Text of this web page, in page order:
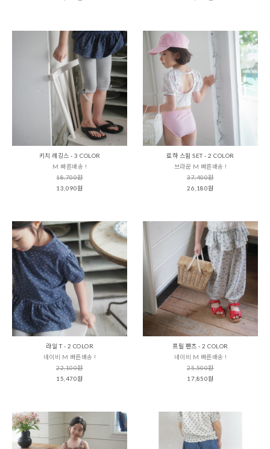
키치 레깅스 - 3 COLOR
M 빠른배송 !
18,700원
13,090원
로하 스윔 SET - 2 COLOR
브라운 M 빠른배송 !
37,400원
26,180원
라일 T - 2 COLOR
네이비 M 빠른배송 !
22,100원
15,470원
프릴 팬츠 - 2 COLOR
네이비 M 빠른배송 !
25,500원
17,850원